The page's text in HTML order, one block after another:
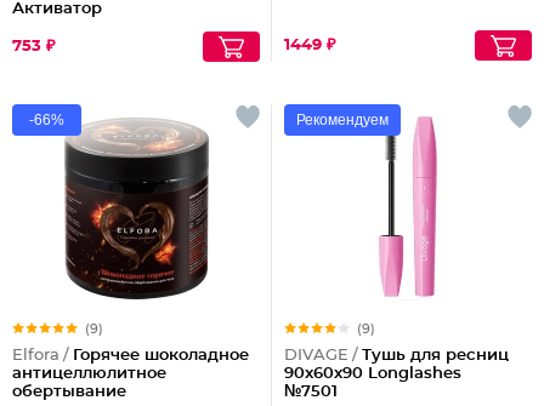
Активатор
753 ₽ 1449 ₽
-66%
(9)
Elfora / Горячее шоколадное
антицеллюлитное
обертывание
Рекомендуем
(9)
DIVAGE / Тушь для ресниц
90x60x90 Longlashes
№7501